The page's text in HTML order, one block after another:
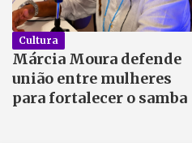
Cultura
Márcia Moura defende
união entre mulheres
para fortalecer o samba